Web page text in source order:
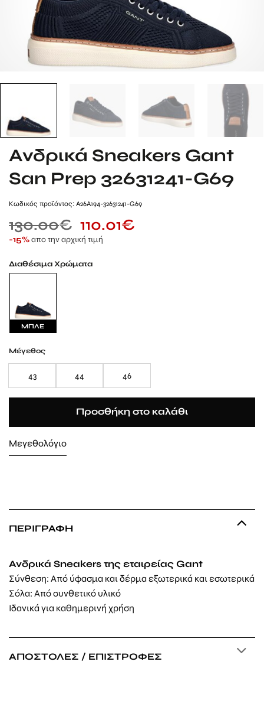
Ανδρικά Sneakers Gant
San Prep 32631241-G69
Kωδικός προϊόντος: A26A194-32631241-G69
130.00€ 110.01€
-15%απο την αρχική τιμή
Διαθέσιμα Χρώματα
ΜΠΛΕ
Μέγεθος
43 44 46
Προσθήκη στο καλάθι
Μεγεθολόγιο
ΠΕΡΙΓΡΑΦΉ
Ανδρικά Sneakers της εταιρείας Gant
Σύνθεση: Από ύφασμα και δέρμα εξωτερικά και εσωτερικά
Σόλα: Απόσυνθετικό υλικό
Ιδανικά για καθημερινή χρήση
ΑΠΟΣΤΟΛΈΣ / ΕΠΙΣΤΡΟΦΈΣ